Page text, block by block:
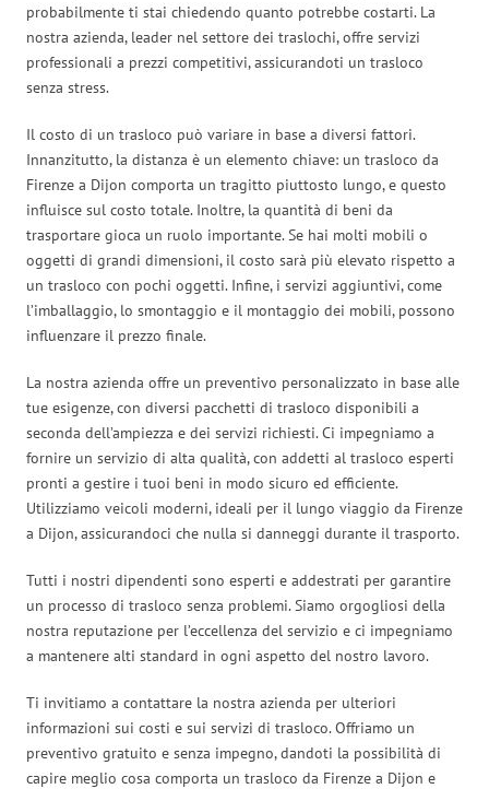
probabilmente ti stai chiedendo quanto potrebbe costarti. La
nostra azienda, leader nel settore dei traslochi, offre servizi
professionali a prezzi competitivi, assicurandoti un trasloco
senza stress.
Il costo di un trasloco può variare in base a diversi fattori.
Innanzitutto, la distanza è un elemento chiave: un trasloco da
Firenze a Dijon comporta un tragitto piuttosto lungo, e questo
influisce sul costo totale. Inoltre, la quantità di beni da
trasportare gioca un ruolo importante. Se hai molti mobili o
oggetti di grandi dimensioni, il costo sarà più elevato rispetto a
un trasloco con pochi oggetti. Infine, i servizi aggiuntivi, come
l’imballaggio, lo smontaggio e il montaggio dei mobili, possono
influenzare il prezzo finale.
La nostra azienda offre un preventivo personalizzato in base alle
tue esigenze, con diversi pacchetti di trasloco disponibili a
seconda dell’ampiezza e dei servizi richiesti. Ci impegniamo a
fornire un servizio di alta qualità, con addetti al trasloco esperti
pronti a gestire i tuoi beni in modo sicuro ed efficiente.
Utilizziamo veicoli moderni, ideali per il lungo viaggio da Firenze
a Dijon, assicurandoci che nulla si danneggi durante il trasporto.
Tutti i nostri dipendenti sono esperti e addestrati per garantire
un processo di trasloco senza problemi. Siamo orgogliosi della
nostra reputazione per l’eccellenza del servizio e ci impegniamo
a mantenere alti standard in ogni aspetto del nostro lavoro.
Ti invitiamo a contattare la nostra azienda per ulteriori
informazioni sui costi e sui servizi di trasloco. Offriamo un
preventivo gratuito e senza impegno, dandoti la possibilità di
capire meglio cosa comporta un trasloco da Firenze a Dijon e